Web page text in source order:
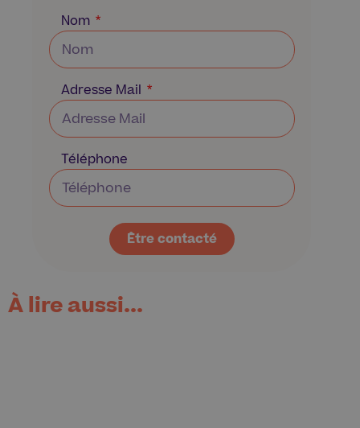
Nom
Adresse Mail
Téléphone
Être contacté
À lire aussi...